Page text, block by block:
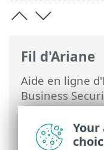
Fil d'Ariane
Aide en ligne
Business
Small Business
avancée >
Autres
Your